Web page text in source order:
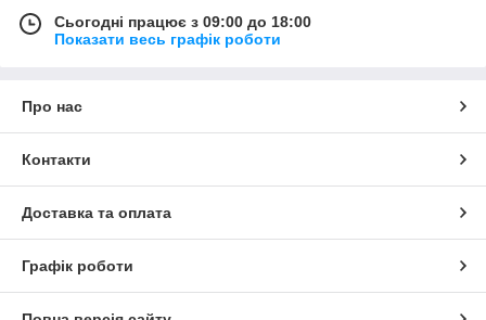
Сьогодні працює з 09:00 до 18:00
Показати весь графік роботи
Про нас
Контакти
Доставка та оплата
Графік роботи